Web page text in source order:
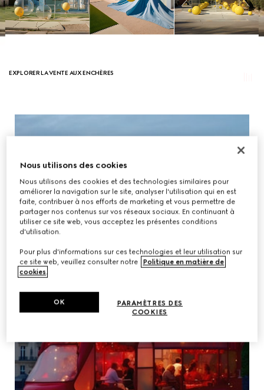
EXPLORER LA VENTE AUX ENCHÈRES
Nous utilisons des cookies
Nous utilisons des cookies et des technologies similaires pour
améliorer la navigation sur le site, analyser l'utilisation qui en est
faite, contribuer à nos efforts de marketing et vous permettre de
partager nos contenus sur vos réseaux sociaux. En continuant à
utiliser ce site web, vous acceptez les présentes conditions
d'utilisation.
Pour plus d'informations sur ces technologies et leur utilisation sur
ce site web, veuillez consulter notre
Politique en matière de
cookies.
PARAMÈTRES DES
COOKIES
OK